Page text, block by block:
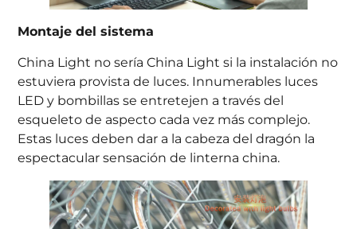
Montaje del sistema
China Light no sería China Light si la instalación no
estuviera provista de luces. Innumerables luces
LED y bombillas se entretejen a través del
esqueleto de aspecto cada vez más complejo.
Estas luces deben dar a la cabeza del dragón la
espectacular sensación de linterna china.